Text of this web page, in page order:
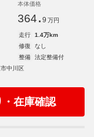
本体価格
364. 9 万円
走行
1.4万km
修復
なし
整備
法定整備付
中川区
・在庫確認